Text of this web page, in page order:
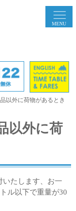
MENU
以外に荷物があるとき
以外に荷
いたします、お一
ル以下で重量が30